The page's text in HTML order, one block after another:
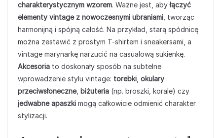
charakterystycznym wzorem. Ważne jest, abyłączyć
elementy vintage z nowoczesnymi ubraniami , tworząc
harmonijną i spójną całość. Na przykład, starą spódnicę
można zestawić z prostym T-shirtem i sneakersami, a
vintage marynarkę narzucić na casualową sukienkę.
Akcesoria to doskonały sposób na subtelne
wprowadzenie stylu vintage: torebki okulary
przeciwsłoneczne, biżuteria (np. broszki, korale) czy
jedwabne apaszki mogą całkowicie odmienić charakter
stylizacji.